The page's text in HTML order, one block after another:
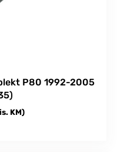
P80 1992-2005
KM)